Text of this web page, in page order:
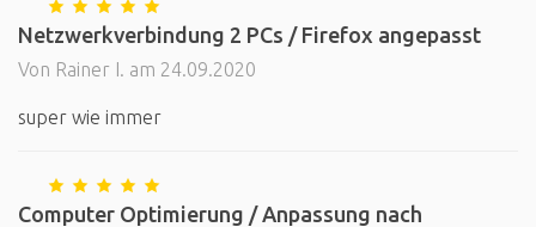
Netzwerkverbindung 2 PCs / Firefox angepasst
Von Rainer I. am 24.09.2020
super wie immer
Computer Optimierung / Anpassung nach